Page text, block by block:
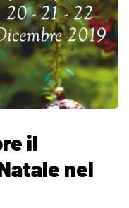
il
nel